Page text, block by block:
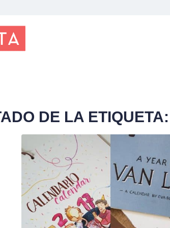
DE LA ETIQUETA: